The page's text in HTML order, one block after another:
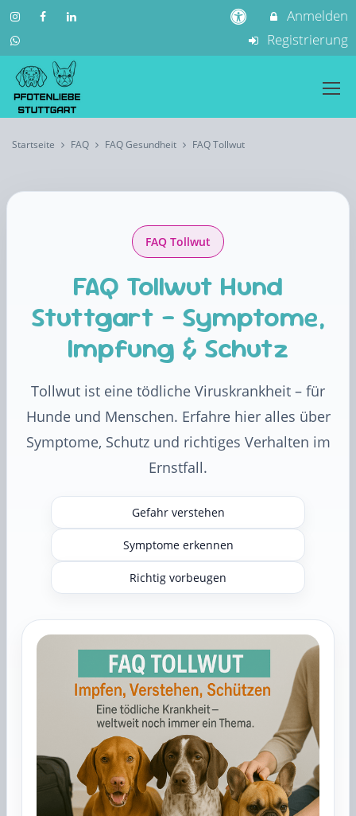
Anmelden
Registrierung
Startseite FAQ FAQ Gesundheit FAQ Tollwut
FAQ Tollwut
FAQ Tollwut Hund
Stuttgart – Symptome,
Impfung & Schutz
Tollwut ist eine tödliche Viruskrankheit – für
Hunde und Menschen. Erfahre hier alles über
Symptome, Schutz und richtiges Verhalten im
Ernstfall.
Gefahr verstehen
Symptome erkennen
Richtig vorbeugen